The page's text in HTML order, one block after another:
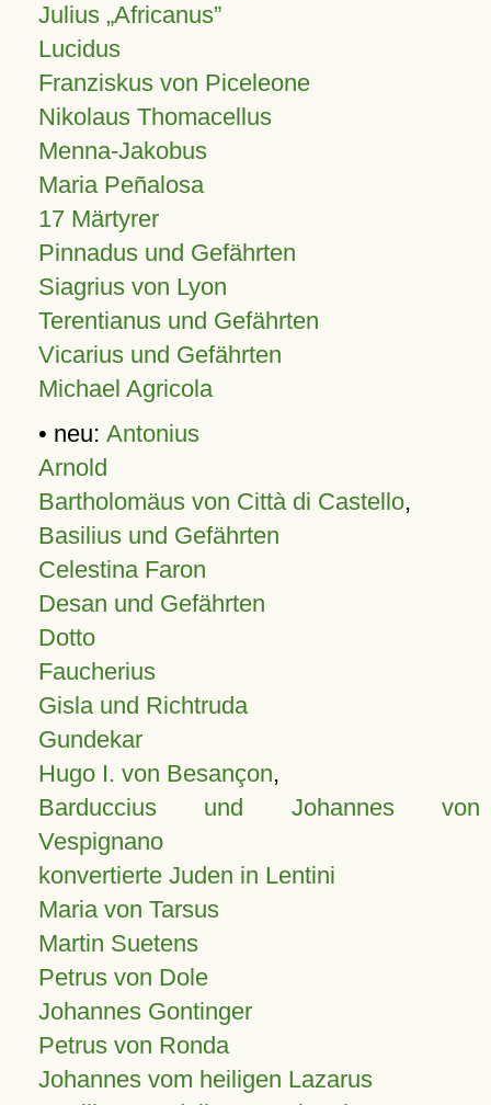
Julius Africanus
Lucidus
Franziskus von Piceleone
Nikolaus Thomacellus
Menna-Jakobus
Maria Peñalosa
17 Märtyrer
Pinnadus und Gefährten
Siagrius von Lyon
Terentianus und Gefährten
Vicarius und Gefährten
Michael Agricola
• neu: Antonius
Arnold
Bartholomäus von Città di Castello,
Basilius und Gefährten
Celestina Faron
Desan und Gefährten
Dotto
Faucherius
Gisla und Richtruda
Gundekar
Hugo I. von Besançon,
Barduccius und Johannes von
Vespignano
konvertierte Juden in Lentini
Maria von Tarsus
Martin Suetens
Petrus von Dole
Johannes Gontinger
Petrus von Ronda
Johannes vom heiligen Lazarus